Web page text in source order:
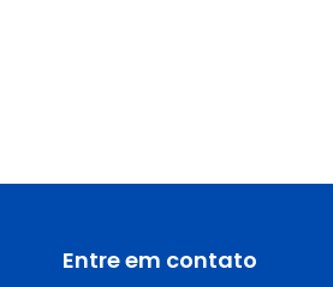
Entre em contato